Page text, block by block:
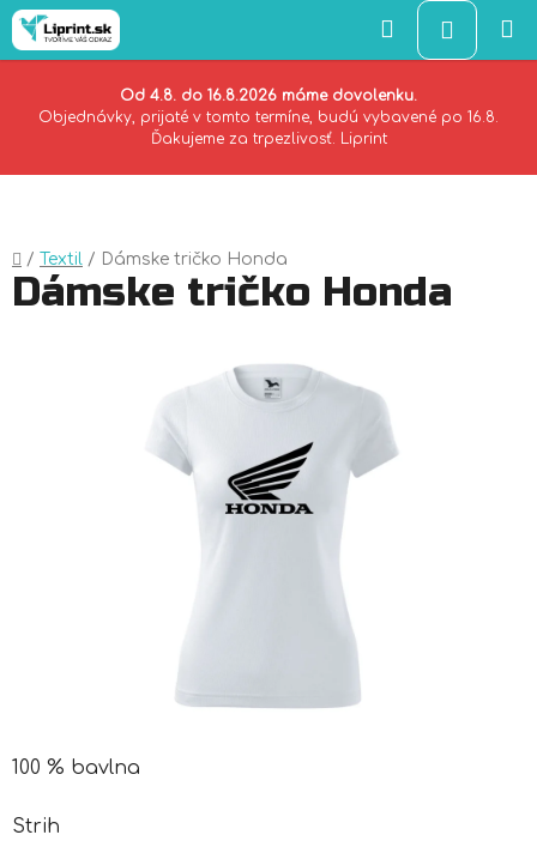
Od 4.8. do 16.8.2026 máme dovolenku.
Objednávky, prijaté v tomto termíne, budú vybavené po 16.8.
Ďakujeme za trpezlivosť. Liprint
Hľadať
KOŠÍK
Domov
/ Textil / Dámske tričko Honda
100 % bavlna
Strih
Dámske tričko Honda